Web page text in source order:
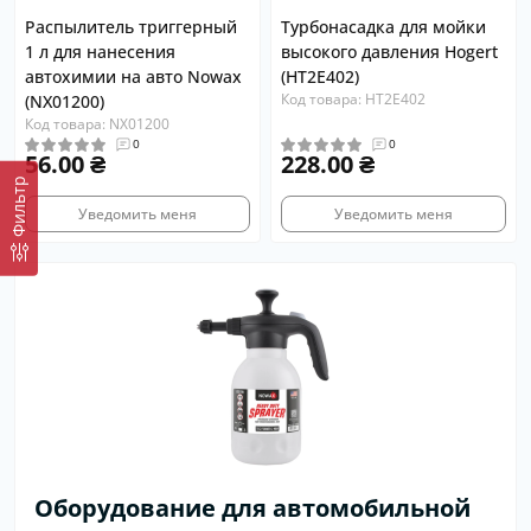
Фильтр
Распылитель триггерный
1 л для нанесения
автохимии на авто Nowax
(NX01200)
Код товара: NX01200
0
56.00 ₴
Уведомить меня
Турбонасадка для мойки
высокого давления Hogert
(HT2E402)
Код товара: HT2E402
0
228.00 ₴
Уведомить меня
Оборудование для автомобильной